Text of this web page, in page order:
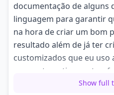
documentação de alguns
linguagem para garantir
na hora de criar um bom
resultado além de já ter
customizados que eu uso
para automatizar as
Show full